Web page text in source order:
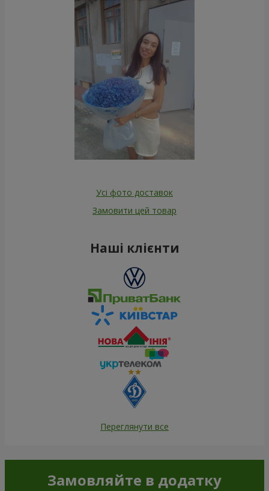
Усі фото доставок
Замовити цей товар
Наші клієнти
Переглянути все
Замовляйте в додатку